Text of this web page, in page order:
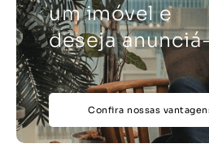
um imóvel e
deseja
Confira nossas